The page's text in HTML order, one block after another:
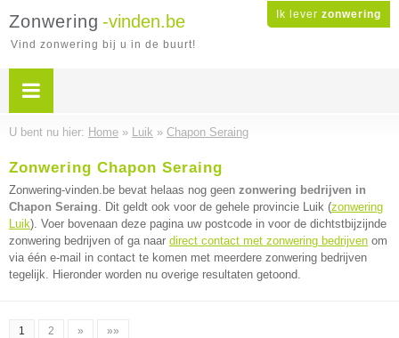
Ik lever zonwering
Zonwering -vinden.be
Vind zonwering bij u in de buurt!
U bent nu hier: Home » Luik » Chapon Seraing
Zonwering Chapon Seraing
Zonwering-vinden.be bevat helaas nog geen zonwering bedrijven in
Chapon Seraing. Dit geldt ook voor de gehele provincie Luik (zonwering
Luik). Voer bovenaan deze pagina uw postcode in voor de dichtstbijzijnde
zonwering bedrijven of ga naar direct contact met zonwering bedrijven om
via één e-mail in contact te komen met meerdere zonwering bedrijven
tegelijk. Hieronder worden nu overige resultaten getoond.
1 2 » »»